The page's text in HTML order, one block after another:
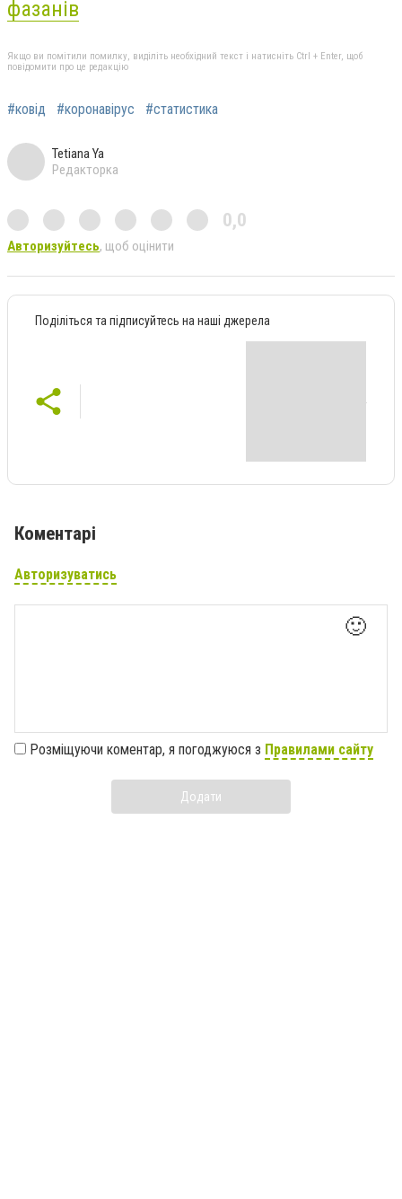
фазанів
Якщо ви помітили помилку, виділіть необхідний текст і натисніть Ctrl + Enter, щоб
повідомити про це редакцію
#ковід #коронавірус #статистика
Tetiana Ya
Редакторка
0,0
Авторизуйтесь, щоб оцінити
Поділіться та підписуйтесь на наші джерела
Коментарі
Авторизуватись
🙂
Розміщуючи коментар, я погоджуюся з Правилами сайту
Додати